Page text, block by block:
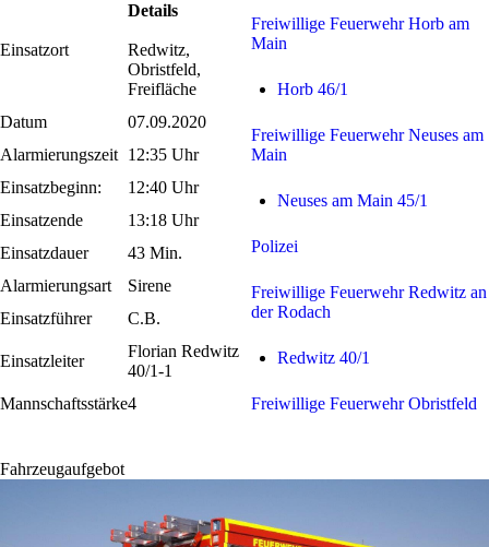
Einsatzort
Details
Redwitz,
Obristfeld,
Freifläche
Datum
07.09.2020
Alarmierungszeit 12:35 Uhr
Einsatzbeginn:
12:40 Uhr
Einsatzende
13:18 Uhr
Einsatzdauer
43 Min.
Alarmierungsart
Sirene
Einsatzführer
C.B.
Einsatzleiter
Florian Redwitz
40/1-1
Mannschaftsstärke4
Freiwillige Feuerwehr Horb am
Main
Horb 46/1
Freiwillige Feuerwehr Neuses am
Main
Neuses am Main 45/1
Polizei
Freiwillige Feuerwehr Redwitz an
der Rodach
Redwitz 40/1
Freiwillige Feuerwehr Obristfeld
Fahrzeugaufgebot